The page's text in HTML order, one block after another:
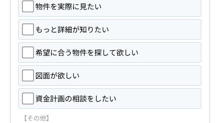
物件を実際に見たい
もっと詳細が知りたい
希望に合う物件を探して欲しい
図面が欲しい
資金計画の相談をしたい
【その他】